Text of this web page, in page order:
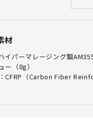
材
イパーマレージング鋼
ー（8g）
CFRP（Carbon Fiber